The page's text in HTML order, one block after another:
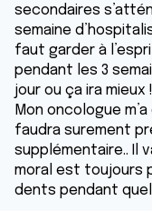
secondaires
semaine
faut garder à
pendant les 3
jour ou ça ira mieux !
Mon oncologue
faudra surement
supplémentaire.. Il
moral est toujours
dents pendant